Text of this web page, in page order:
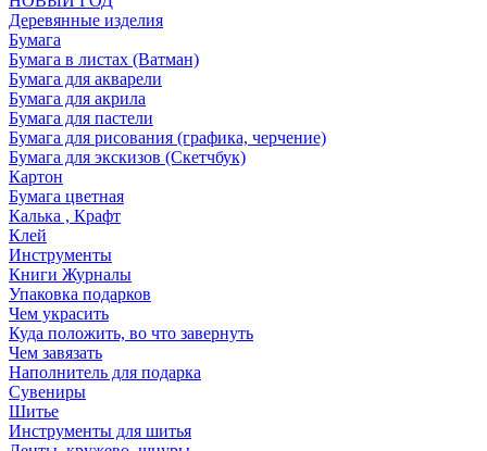
Деревянные изделия
Бумага
Бумага в листах (Ватман)
Бумага для акварели
Бумага для акрила
Бумага для пастели
Бумага для рисования (графика, черчение)
Бумага для экскизов (Скетчбук)
Картон
Бумага цветная
Калька , Крафт
Клей
Инструменты
Книги Журналы
Упаковка подарков
Чем украсить
Куда положить, во что завернуть
Чем завязать
Наполнитель для подарка
Сувениры
Шитье
Инструменты для шитья